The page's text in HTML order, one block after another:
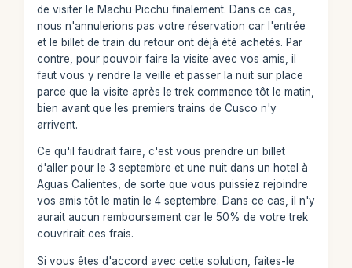
de visiter le Machu Picchu finalement. Dans ce cas,
nous n'annulerions pas votre réservation car l'entrée
et le billet de train du retour ont déjà été achetés. Par
contre, pour pouvoir faire la visite avec vos amis, il
faut vous y rendre la veille et passer la nuit sur place
parce que la visite après le trek commence tôt le matin,
bien avant que les premiers trains de Cusco n'y
arrivent.
Ce qu'il faudrait faire, c'est vous prendre un billet
d'aller pour le 3 septembre et une nuit dans un hotel à
Aguas Calientes, de sorte que vous puissiez rejoindre
vos amis tôt le matin le 4 septembre. Dans ce cas, il n'y
aurait aucun remboursement car le 50% de votre trek
couvrirait ces frais.
Si vous êtes d'accord avec cette solution, faites-le